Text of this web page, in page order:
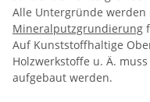
Alle Untergründe
Mineralputzgrundierung
Auf Kunststoffhaltige
Holzwerkstoffe u. Ä.
aufgebaut werden.